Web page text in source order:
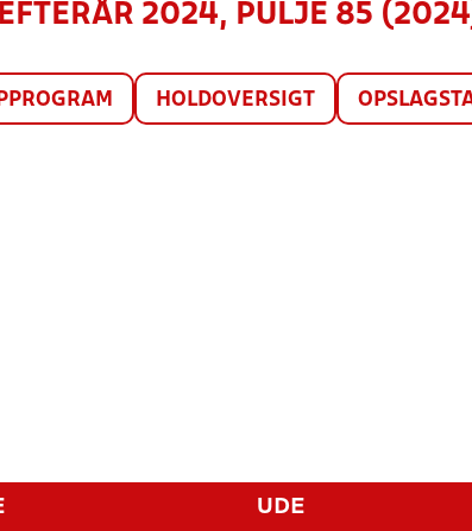
2024, PULJE 85
HOLDOVERSIGT
UDE